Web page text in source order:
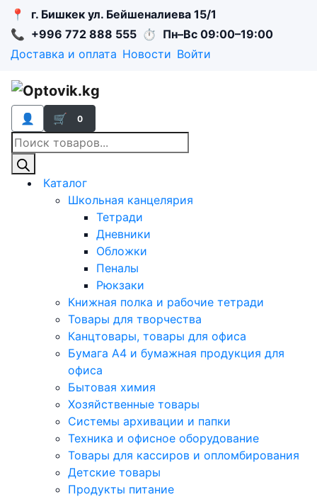
📍
г. Бишкек ул. Бейшеналиева 15/1
📞 +996 772 888 555 ⏱ Пн–Вс 09:00–19:00
Доставка и оплата Новости Войти
👤 🛒 0
Поиск
товаров
Каталог
Школьная канцелярия
Тетради
Дневники
Обложки
Пеналы
Рюкзаки
Книжная полка и рабочие тетради
Товары для творчества
Канцтовары, товары для офиса
Бумага А4 и бумажная продукция для
офиса
Бытовая химия
Хозяйственные товары
Системы архивации и папки
Техника и офисное оборудование
Товары для кассиров и опломбирования
Детские товары
Продукты питание